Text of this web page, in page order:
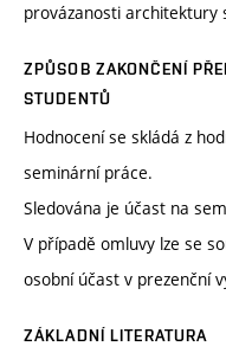
provázanosti
ZPŮSOB ZAKONČENÍ
STUDENTŮ
Hodnocení se skládá z
seminární práce.
Sledována je účast na
V případě omluvy lze se
osobní účast v prezenční
ZÁKLADNÍ LITERATURA